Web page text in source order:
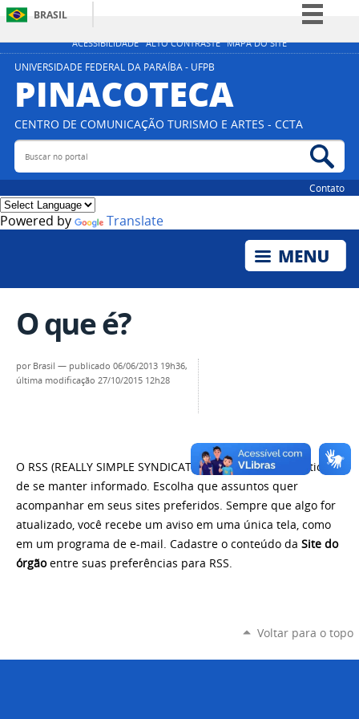
ACESSIBILIDADE ALTO CONTRASTE MAPA DO SITE
BRASIL
Simplifique!
Acesso à informação
Legislação
UNIVERSIDADE FEDERAL DA PARAÍBA - UFPB
PINACOTECA
CENTRO DE COMUNICAÇÃO TURISMO E ARTES - CCTA
Buscar no portal
Contato
Powered by Translate
O que é?
por Brasil — publicado 06/06/2013 19h36,
última modificação 27/10/2015 12h28
O RSS (REALLY SIMPLE SYNDICATION) é uma forma prática
de se manter informado. Escolha que assuntos quer
acompanhar em seus sites preferidos. Sempre que algo for
atualizado, você recebe um aviso em uma única tela, como
em um programa de e-mail. Cadastre o conteúdo da Site do
órgãoentre suas preferências para RSS.
Voltar para o topo